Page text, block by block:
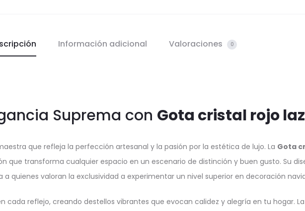
Información adicional Valoraciones 0
Suprema con Gota cristal rojo
que refleja la perfección artesanal y la pasión por la estética de lujo. La Gota
que transforma cualquier espacio en un escenario de distinción y buen gusto. Su
quienes valoran la exclusividad a experimentar un nivel superior en decoración
cada reflejo, creando destellos vibrantes que evocan calidez y alegría en tu hogar.